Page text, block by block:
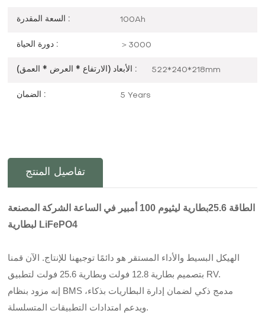
السعة المقدرة : 100Ah
دورة الحياة : ＞3000
الأبعاد (الارتفاع * العرض * العمق) : 522*240*218mm
الضمان : 5 Years
تفاصيل المنتج
الطاقة 25.6
بطارية ليثيوم 100 أمبير في الساعة الشركة المصنعة
لبطارية LiFePO4
الهيكل البسيط والأداء المستقر هو دائمًا توجيهنا للإنتاج. الآن قمنا
بتصميم بطارية 12.8 فولت وبطارية 25.6 فولت لتطبيق RV.
إنه مزود بنظام BMS مدمج ذكي لضمان إدارة البطاريات بذكاء،
ويدعم امتدادات التطبيقات المتسلسلة.